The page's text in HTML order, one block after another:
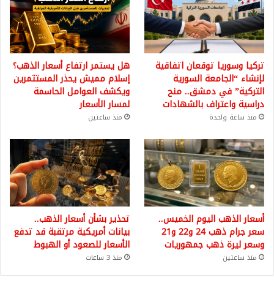
تركيا وسوريا توقعان اتفاقية
لإنشاء “الجامعة السورية
التركية” في دمشق.. منح
دراسية واعتراف بالشهادات
منذ ساعة واحدة
هل يستمر ارتفاع أسعار الذهب؟
إسلام مميش يحذر المستثمرين
ويكشف العوامل الحاسمة
لمسار الأسعار
منذ ساعتين
أسعار الذهب اليوم الخميس..
سعر جرام ذهب 24 و22 و21
وسعر ليرة ذهب جمهوريات
منذ ساعتين
تحذير بشأن أسعار الذهب..
بيانات أمريكية مرتقبة قد تدفع
الأسعار للصعود أو الهبوط
منذ 3 ساعات